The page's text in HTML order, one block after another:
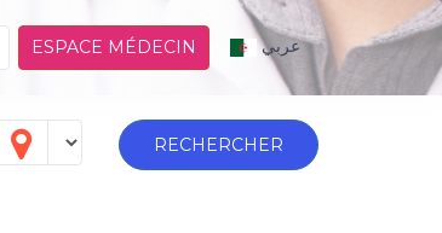
ESPACE MÉDECIN عربي
RECHERCHER